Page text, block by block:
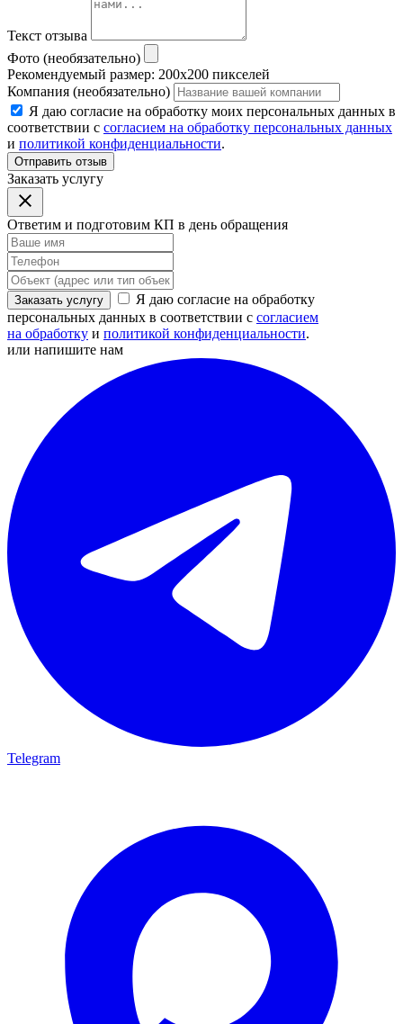
Текст отзыва
Фото (необязательно)
Рекомендуемый размер: 200x200 пикселей
Компания (необязательно)
Я даю согласие на обработку моих персональных данных в
соответствии с согласием на обработку персональных данных
и политикой конфиденциальности.
Отправить отзыв
Заказать услугу
Ответим и подготовим КП в день обращения
Заказать услугу
Я даю согласие на обработку
персональных данных в соответствии с согласием
на обработку и политикой конфиденциальности.
или напишите нам
Telegram